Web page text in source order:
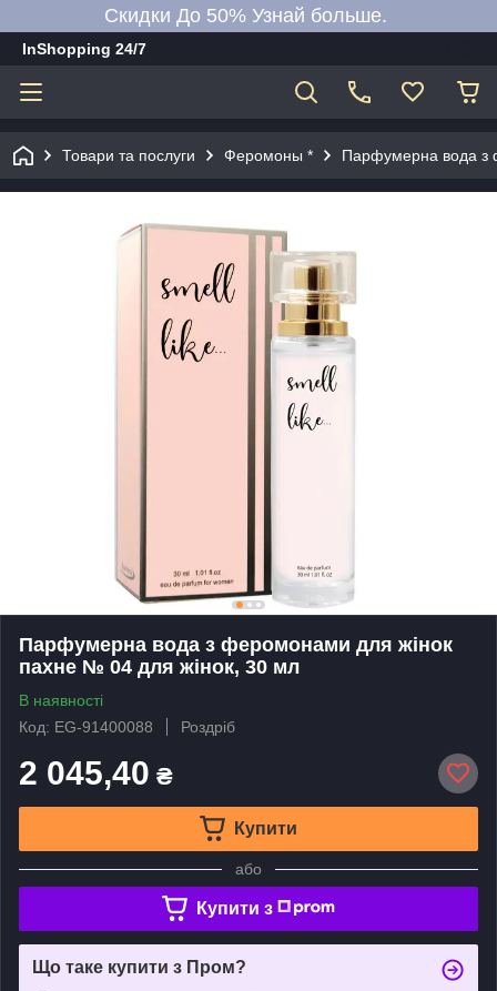
Скидки До 50% Узнай больше.
InShopping 24/7
Товари та послуги Феромоны * Парфумерна вода з
Парфумерна вода з феромонами для жінок
пахне № 04 для жінок, 30 мл
В наявності
Код: EG-91400088
Роздріб
2 045,40 ₴
Купити
або
Купити з
Що таке купити з Пром?